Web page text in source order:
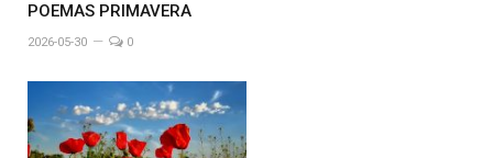
POEMAS PRIMAVERA
2026-05-30 0